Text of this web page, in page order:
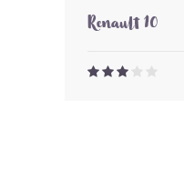
Renault 10